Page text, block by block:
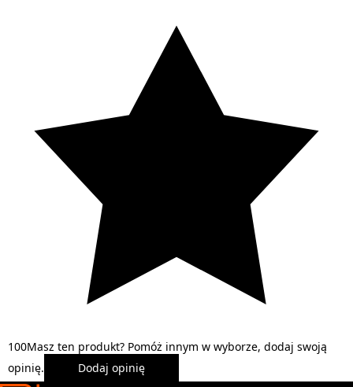
100Masz ten produkt? Pomóż innym w wyborze, dodaj swoją
opinię.
Dodaj opinię